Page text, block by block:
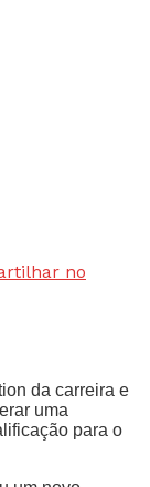
no
da carreira e
uma
para o